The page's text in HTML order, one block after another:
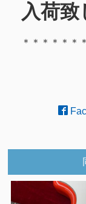
入荷致
＊＊＊＊＊＊